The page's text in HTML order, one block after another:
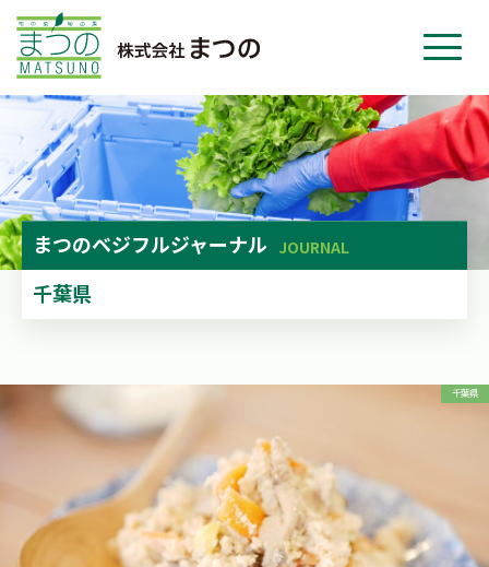
まつのベジフルジャーナル JOURNAL
千葉県
千葉県
ホーム
事業紹介
会社紹介
ニュース
お問い合わせ
採用・応募